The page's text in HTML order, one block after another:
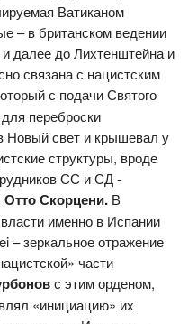
Ватиканом
– в британском ведении
далее до Лихтенштейна и
связана с нацистским
с подачи Святого
переброски
Новый свет и крышевал у
структуры, вроде
СС и СД -
Отто Скорцени. В
именно в Испании
– зеркальное отражение
части
с этим орденом,
«инициацию» их